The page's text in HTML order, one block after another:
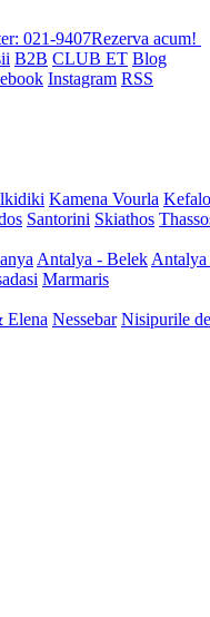
021-9407Rezerva acum!
B2B CLUB ET Blog
Instagram RSS
Kamena Vourla
Santorini Skiathos
Antalya - Belek
Marmaris
Elena Nessebar Nisipurile